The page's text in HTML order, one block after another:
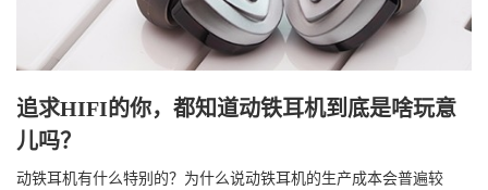
追求HIFI的你，都知道动铁耳机到底是啥玩意
儿吗？
动铁耳机有什么特别的？为什么说动铁耳机的生产成本会普遍较